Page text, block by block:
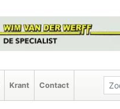
Krant Contact